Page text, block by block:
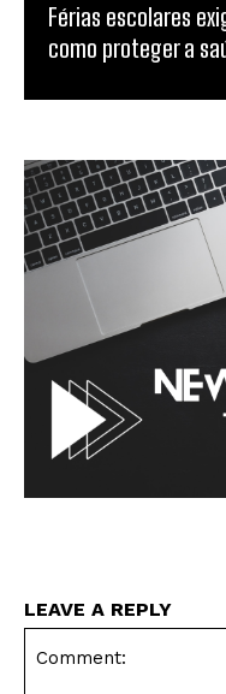
Férias escolares
como proteger a
LEAVE A REPLY